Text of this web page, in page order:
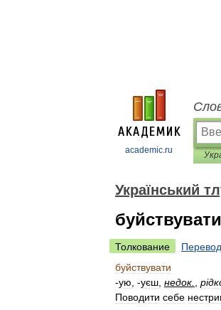
academic.ru
Український
буйствувати
Толкование
Перевод
буйствувати
-ую , -уєш недок рі
Поводити себе